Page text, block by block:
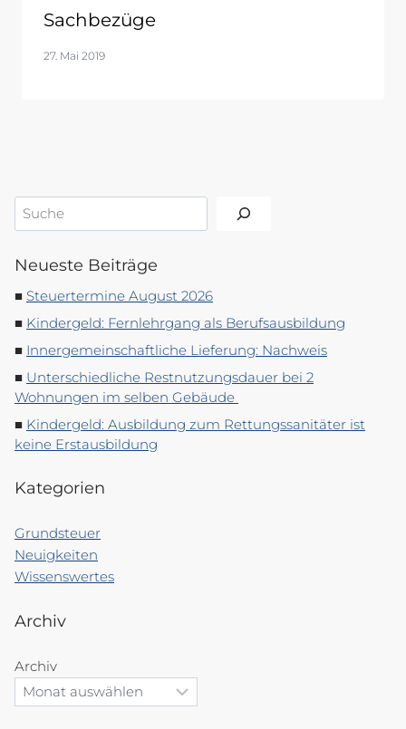
Sachbezüge
27. Mai 2019
Suchen
Neueste Beiträge
Steuertermine August 2026
Kindergeld: Fernlehrgang als Berufsausbildung
Innergemeinschaftliche Lieferung: Nachweis
Unterschiedliche Restnutzungsdauer bei 2
Wohnungen im selben Gebäude
Kindergeld: Ausbildung zum Rettungssanitäter ist
keine Erstausbildung
Kategorien
Grundsteuer
Neuigkeiten
Wissenswertes
Archiv
Archiv